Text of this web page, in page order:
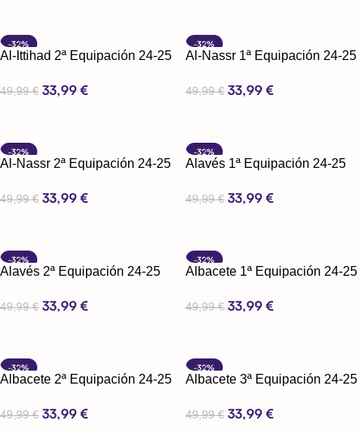
-32%
Al-Ittihad 2ª Equipación 24-25
49,99€ 33,99 €
-32%
Al-Nassr 1ª Equipación 24-25
49,99€ 33,99 €
-32%
Al-Nassr 2ª Equipación 24-25
49,99€ 33,99 €
-32%
Alavés 1ª Equipación 24-25
49,99€ 33,99 €
-32%
Alavés 2ª Equipación 24-25
49,99€ 33,99 €
-32%
Albacete 1ª Equipación 24-25
49,99€ 33,99 €
-32%
Albacete 2ª Equipación 24-25
49,99€ 33,99 €
-32%
Albacete 3ª Equipación 24-25
49,99€ 33,99 €